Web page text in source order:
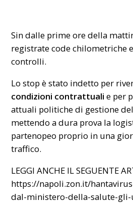
Sin dalle prime ore della
registrate code chilometriche
controlli.
Lo stop è stato indetto per
condizioni contrattuali e per
attuali politiche di gestione
mettendo a dura prova la
partenopeo proprio in una
traffico.
LEGGI ANCHE IL SEGUENTE
https://napoli.zon.it/
dal-ministero-della-salute-